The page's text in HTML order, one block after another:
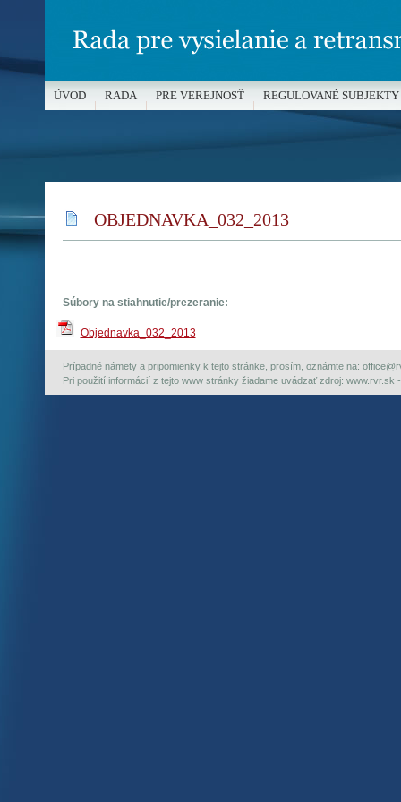
OBJEDNAVKA_032_2013
Súbory na stiahnutie/prezeranie:
Objednavka_032_2013
Prípadné námety a pripomienky k tejto stránke, prosím, oznámte na:
Pri použití informácií z tejto www stránky žiadame uvádzať zdroj: www.rvr.sk
ÚVOD RADA PRE VEREJNOSŤ REGULOVANÉ SUBJEKTY